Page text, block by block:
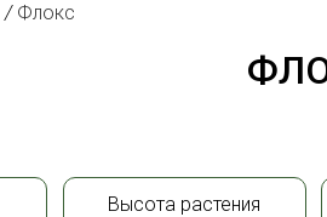
/ Флокс
Высота растения